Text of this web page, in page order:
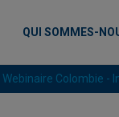
QUI SOMMES-
Webinaire Colombie -